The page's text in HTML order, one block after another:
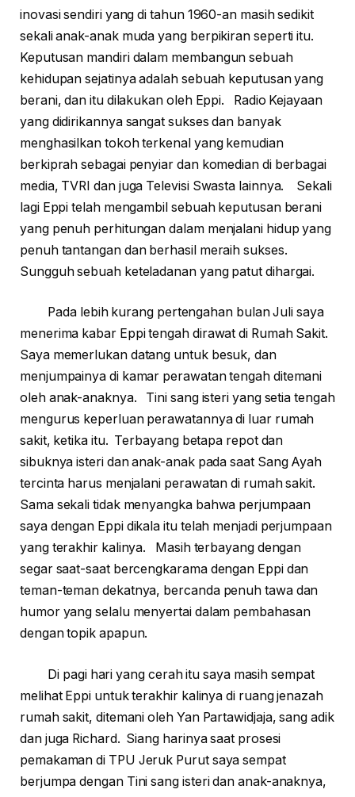
inovasi sendiri yang di tahun 1960-an masih sedikit
sekali anak-anak muda yang berpikiran seperti itu.
Keputusan mandiri dalam membangun sebuah
kehidupan sejatinya adalah sebuah keputusan yang
berani, dan itu dilakukan oleh Eppi. Radio Kejayaan
yang didirikannya sangat sukses dan banyak
menghasilkan tokoh terkenal yang kemudian
berkiprah sebagai penyiar dan komedian di berbagai
media, TVRI dan juga Televisi Swasta lainnya. Sekali
lagi Eppi telah mengambil sebuah keputusan berani
yang penuh perhitungan dalam menjalani hidup yang
penuh tantangan dan berhasil meraih sukses.
Sungguh sebuah keteladanan yang patut dihargai.
Pada lebih kurang pertengahan bulan Juli saya
menerima kabar Eppi tengah dirawat di Rumah Sakit.
Saya memerlukan datang untuk besuk, dan
menjumpainya di kamar perawatan tengah ditemani
oleh anak-anaknya. Tini sang isteri yang setia tengah
mengurus keperluan perawatannya di luar rumah
sakit, ketika itu. Terbayang betapa repot dan
sibuknya isteri dan anak-anak pada saat Sang Ayah
tercinta harus menjalani perawatan di rumah sakit.
Sama sekali tidak menyangka bahwa perjumpaan
saya dengan Eppi dikala itu telah menjadi perjumpaan
yang terakhir kalinya. Masih terbayang dengan
segar saat-saat bercengkarama dengan Eppi dan
teman-teman dekatnya, bercanda penuh tawa dan
humor yang selalu menyertai dalam pembahasan
dengan topik apapun.
Di pagi hari yang cerah itu saya masih sempat
melihat Eppi untuk terakhir kalinya di ruang jenazah
rumah sakit, ditemani oleh Yan Partawidjaja, sang adik
dan juga Richard. Siang harinya saat prosesi
pemakaman di TPU Jeruk Purut saya sempat
berjumpa dengan Tini sang isteri dan anak-anaknya,